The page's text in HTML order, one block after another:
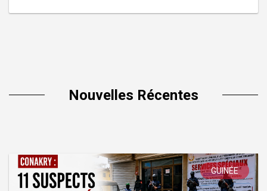
Nouvelles Récentes
GUINÉE